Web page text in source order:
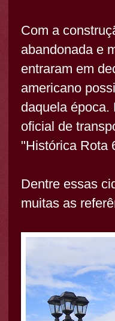
Com a
abandonada e
entraram em
americano
daquela época.
oficial de
"Histórica Rota
Dentre essas
muitas as